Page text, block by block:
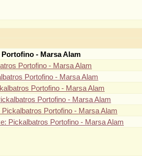
- Marsa Alam
Portofino - Marsa Alam
Portofino - Marsa Alam
Portofino - Marsa Alam
Portofino - Marsa Alam
Pickalbatros Portofino - Marsa Alam
Pickalbatros Portofino - Marsa Alam